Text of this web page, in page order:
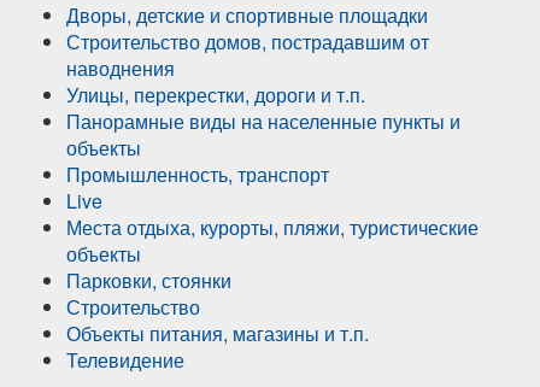
Дворы, детские и спортивные площадки
Строительство домов, пострадавшим от
наводнения
Улицы, перекрестки, дороги и т.п.
Панорамные виды на населенные пункты и
объекты
Промышленность, транспорт
Live
Места отдыха, курорты, пляжи, туристические
объекты
Парковки, стоянки
Строительство
Объекты питания, магазины и т.п.
Телевидение